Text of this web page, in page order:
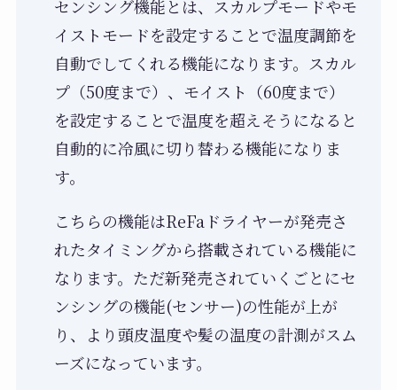
センシング機能とは、スカルプモードやモ
イストモードを設定することで温度調節を
自動でしてくれる機能になります。スカル
プ（50度まで）、モイスト（60度まで）
を設定することで温度を超えそうになると
自動的に冷風に切り替わる機能になりま
す。
こちらの機能はReFaドライヤーが発売さ
れたタイミングから搭載されている機能に
なります。ただ新発売されていくごとにセ
ンシングの機能(センサー)の性能が上が
り、より頭皮温度や髪の温度の計測がスム
ーズになっています。